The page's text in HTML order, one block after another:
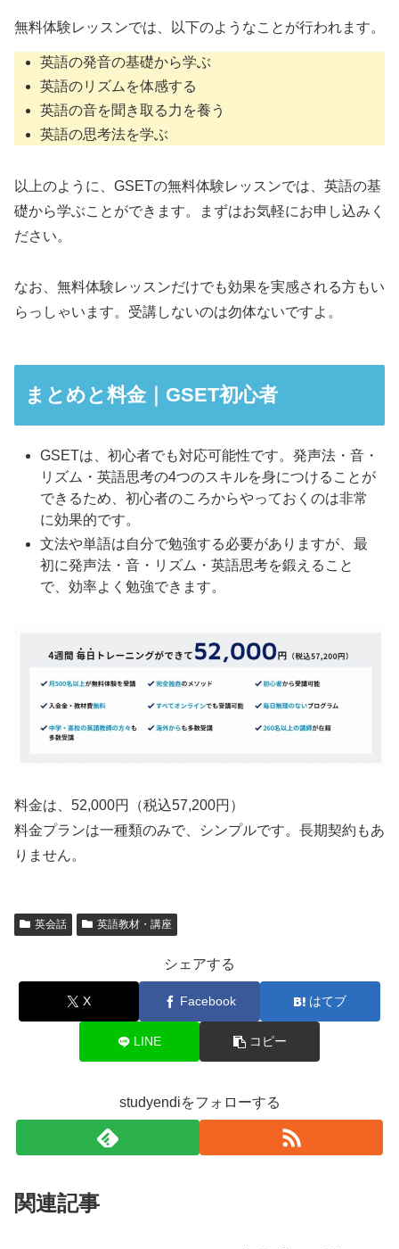
無料体験レッスンでは、以下のようなことが行われます。
英語の発音の基礎から学ぶ
英語のリズムを体感する
英語の音を聞き取る力を養う
英語の思考法を学ぶ
以上のように、GSETの無料体験レッスンでは、英語の基
礎から学ぶことができます。まずはお気軽にお申し込みく
ださい。
なお、無料体験レッスンだけでも効果を実感される方もい
らっしゃいます。受講しないのは勿体ないですよ。
まとめと料金｜GSET初心者
GSETは、初心者でも対応可能性です。発声法・音・
リズム・英語思考の4つのスキルを身につけることが
できるため、初心者のころからやっておくのは非常
に効果的です。
文法や単語は自分で勉強する必要がありますが、最
初に発声法・音・リズム・英語思考を鍛えること
で、効率よく勉強できます。
料金は、52,000円（税込57,200円）
料金プランは一種類のみで、シンプルです。長期契約もあ
りません。
英会話 英語教材・講座
シェアする
X Facebook はてブ
LINE コピー
studyendiをフォローする
関連記事